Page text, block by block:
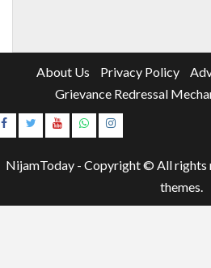
About Us Privacy Policy
Grievance Redressal
Instagram
NijamToday - Copyright © All rights
themes.